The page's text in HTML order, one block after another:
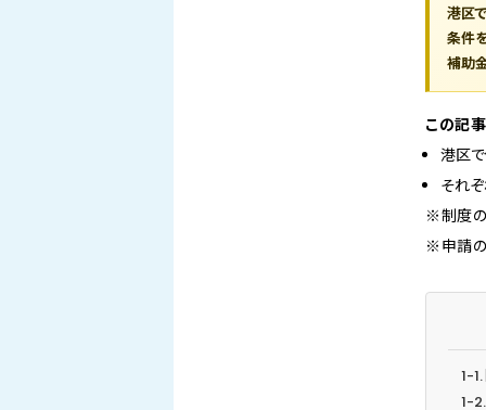
港区
条件
補助
この記
港区
それ
※制度
※申請
1-
1-